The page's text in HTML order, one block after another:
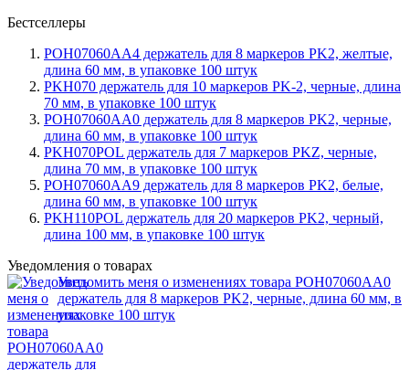
Бестселлеры
POH07060AA4 держатель для 8 маркеров PK2, желтые,
длина 60 мм, в упаковке 100 штук
PKH070 держатель для 10 маркеров PK-2, черные, длина
70 мм, в упаковке 100 штук
POH07060AA0 держатель для 8 маркеров PK2, черные,
длина 60 мм, в упаковке 100 штук
PKH070POL держатель для 7 маркеров PKZ, черные,
длина 70 мм, в упаковке 100 штук
POH07060AA9 держатель для 8 маркеров PK2, белые,
длина 60 мм, в упаковке 100 штук
PKH110POL держатель для 20 маркеров PK2, черный,
длина 100 мм, в упаковке 100 штук
Уведомления о товарах
Уведомить меня о изменениях товара POH07060AA0
держатель для 8 маркеров PK2, черные, длина 60 мм, в
упаковке 100 штук